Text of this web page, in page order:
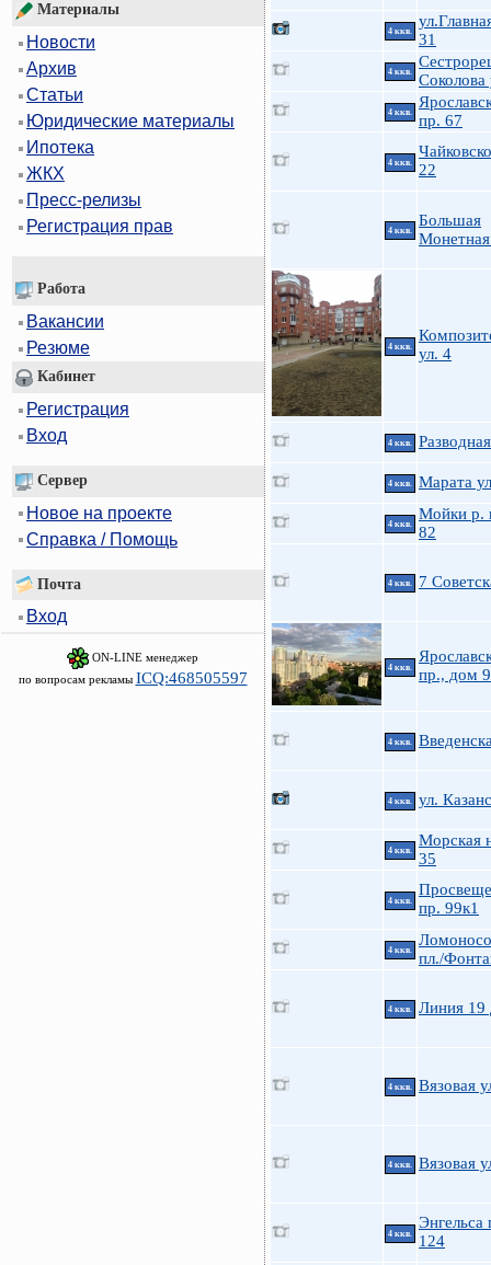
Материалы
Новости
Архив
Статьи
Юридические материалы
Ипотека
ЖКХ
Пресс-релизы
Регистрация прав
Работа
Вакансии
Резюме
Кабинет
Регистрация
Вход
Сервер
Новое на проекте
Справка / Помощь
Почта
Вход
ON-LINE менеджер
по вопросам рекламы ICQ:468505597
4 ккв.
31
4 ккв.
Соколова
4 ккв.
пр. 67
4 ккв.
22
4 ккв.
Большая
4 ккв.
ул. 4
4 ккв.
4 ккв. Марата
4 ккв.
Мойки р.
82
4 ккв. 7
4 ккв.
пр., дом
4 ккв.
4 ккв. ул.
4 ккв.
Морская
35
4 ккв.
пр. 99к1
4 ккв.
пл./
4 ккв. Линия 19
4 ккв. Вязовая
4 ккв. Вязовая
4 ккв.
Энгельса
124